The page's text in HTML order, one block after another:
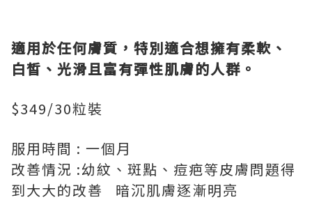
適用於任何膚質，特別適合想擁有柔軟、
白皙、光滑且富有彈性肌膚的人群。
$349/30粒裝
服用時間 : 一個月
改善情況 :幼紋、斑點、痘疤等皮膚問題得
到大大的改善 暗沉肌膚逐漸明亮